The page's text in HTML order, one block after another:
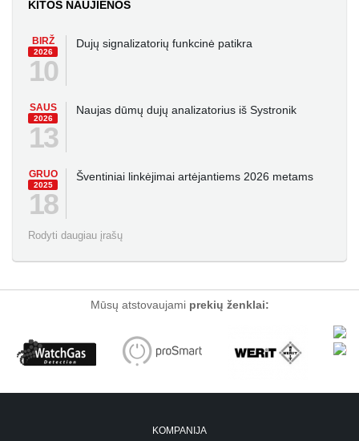
KITOS NAUJIENOS
BIRŽ
2026
10
Dujų signalizatorių funkcinė patikra
SAUS
2026
13
Naujas dūmų dujų analizatorius iš Systronik
GRUO
2025
18
Šventiniai linkėjimai artėjantiems 2026 metams
Rodyti daugiau įrašų
Mūsų atstovaujami prekių ženklai:
KOMPANIJA